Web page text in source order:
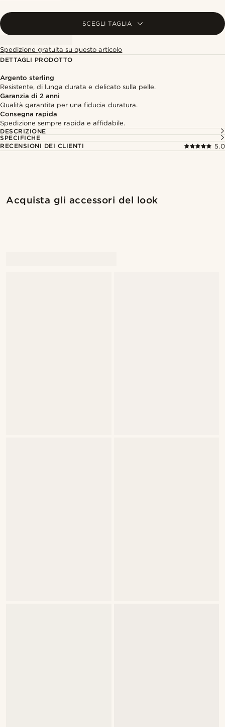
SCEGLI TAGLIA
Spedizione gratuita su questo articolo
DETTAGLI PRODOTTO
Argento sterling
Resistente, di lunga durata e delicato sulla pelle.
Garanzia di 2 anni
Qualità garantita per una fiducia duratura.
Consegna rapida
Spedizione sempre rapida e affidabile.
DESCRIZIONE
SPECIFICHE
RECENSIONI DEI CLIENTI
5.0
Acquista gli accessori del look